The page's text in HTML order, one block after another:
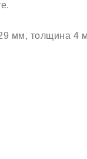
мм, толщина 4